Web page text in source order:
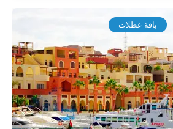
باقة عطلات